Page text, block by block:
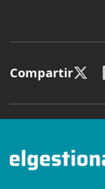
Compartir